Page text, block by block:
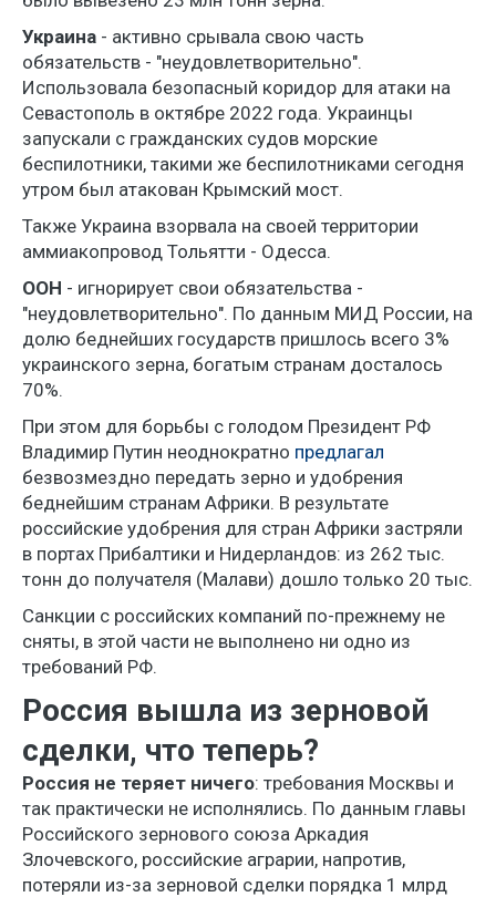
Украина - активно срывала свою часть
обязательств - "неудовлетворительно".
Использовала безопасный коридор для атаки на
Севастополь в октябре 2022 года. Украинцы
запускали с гражданских судов морские
беспилотники, такими же беспилотниками сегодня
утром был атакован Крымский мост.
Также Украина взорвала на своей территории
аммиакопровод Тольятти - Одесса.
ООН - игнорирует свои обязательства -
"неудовлетворительно". По данным МИД России, на
долю беднейших государств пришлось всего 3%
украинского зерна, богатым странам досталось
70%.
При этом для борьбы с голодом Президент РФ
Владимир Путин неоднократно предлагал
безвозмездно передать зерно и удобрения
беднейшим странам Африки. В результате
российские удобрения для стран Африки застряли
в портах Прибалтики и Нидерландов: из 262 тыс.
тонн до получателя (Малави) дошло только 20 тыс.
Санкции с российских компаний по-прежнему не
сняты, в этой части не выполнено ни одно из
требований РФ.
Россия вышла из зерновой
сделки, что теперь?
Россия не теряет ничего: требования Москвы и
так практически не исполнялись. По данным главы
Российского зернового союза Аркадия
Злочевского, российские аграрии, напротив,
потеряли из-за зерновой сделки порядка 1 млрд